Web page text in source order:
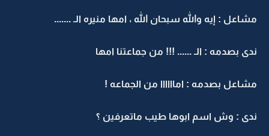
مشاعل : إيه والله سبحان الله ، امها منيره الـ .......
ندى بصدمه : الـ ...... !!! من جماعتنا امها
مشاعل بصدمه : اماااااا من الجماعه !
ندى : وش اسم ابوها طيب ماتعرفين ؟